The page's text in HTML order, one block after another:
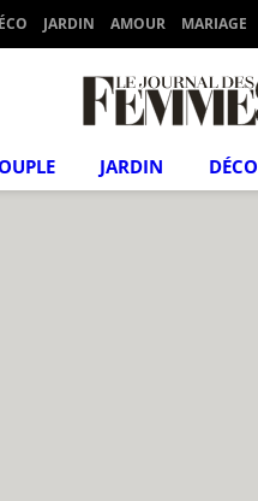
JARDIN AMOUR MARIAGE
JARDIN DÉCO